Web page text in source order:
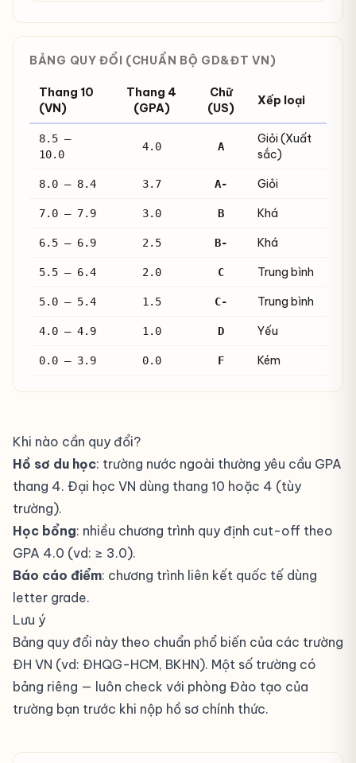
BẢNG QUY ĐỔI (CHUẨN BỘ GD&ĐT VN)
Thang 10
(VN)
Thang 4
(GPA)
Chữ
(US)
Xếp loại
8.5 –
10.0
4.0 A
Giỏi (Xuất
sắc)
8.0 – 8.4 3.7 A- Giỏi
7.0 – 7.9 3.0 B Khá
6.5 – 6.9 2.5 B- Khá
5.5 – 6.4 2.0 C Trung bình
5.0 – 5.4 1.5 C- Trung bình
4.0 – 4.9 1.0 D Yếu
0.0 – 3.9 0.0 F Kém
Khi nào cần quy đổi?
Hồ sơ du học: trường nước ngoài thường yêu cầu GPA
thang 4. Đại học VN dùng thang 10 hoặc 4 (tùy
trường).
Học bổng: nhiều chương trình quy định cut-off theo
GPA 4.0 (vd: ≥ 3.0).
Báo cáo điểm: chương trình liên kết quốc tế dùng
letter grade.
Lưu ý
Bảng quy đổi này theo chuẩn phổ biến của các trường
ĐH VN (vd: ĐHQG-HCM, BKHN). Một số trường có
bảng riêng — luôn check với phòng Đào tạo của
trường bạn trước khi nộp hồ sơ chính thức.